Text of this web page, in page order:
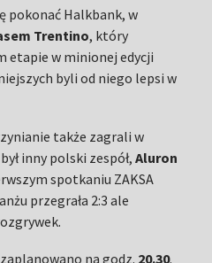
pokonać Halkbank, w
Trentino, który
etapie w minionej edycji
byli od niego lepsi w
także zagrali w
inny polski zespół,Aluron
spotkaniu ZAKSA
przegrała 2:3 ale
na godz. 20.30.